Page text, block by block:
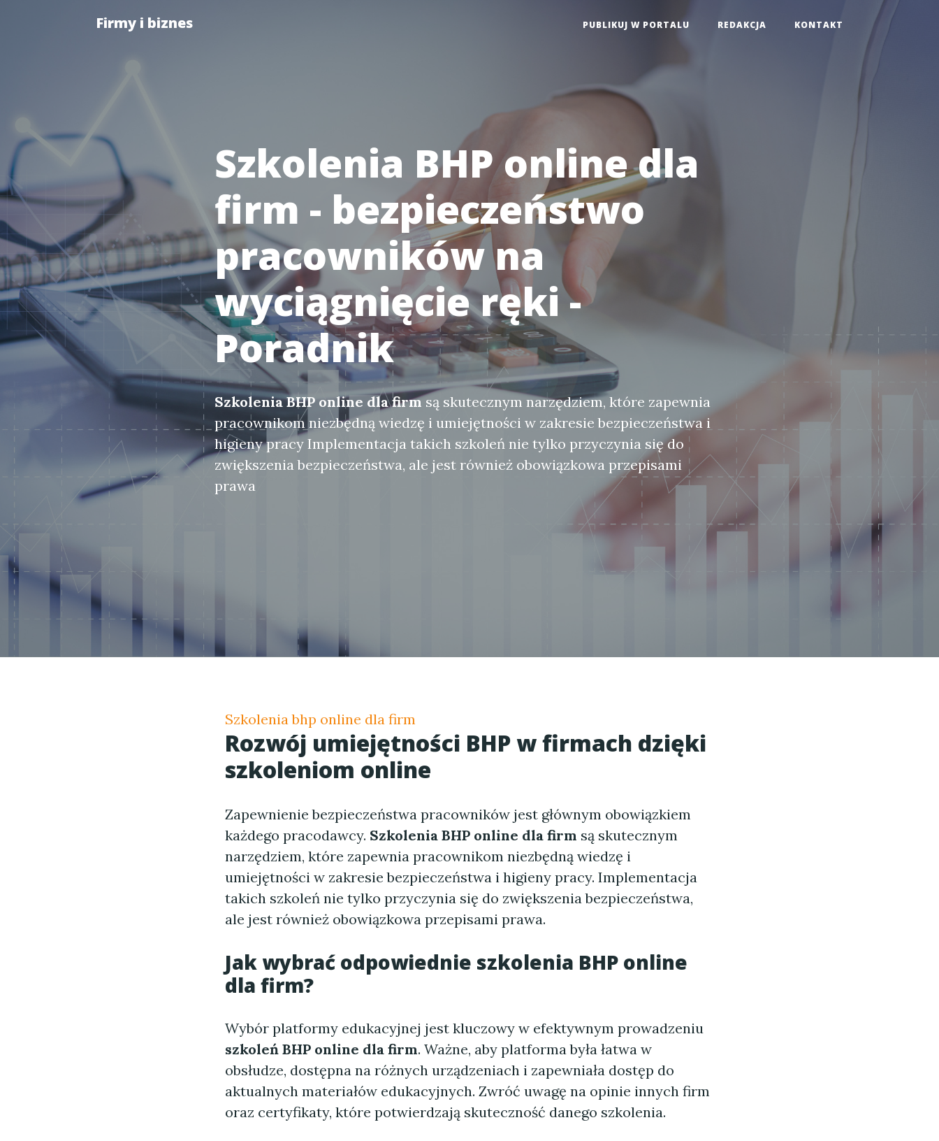
Firmy i biznes PUBLIKUJ W PORTALU REDAKCJA KONTAKT
Szkolenia BHP online dla
firm - bezpieczeństwo
pracowników na
wyciągnięcie ręki -
Poradnik
Szkolenia BHP online dla firmsą skutecznym narzędziem, które zapewnia
pracownikom niezbędną wiedzę i umiejętności w zakresie bezpieczeństwa i
higieny pracy Implementacja takich szkoleń nie tylko przyczynia się do
zwiększenia bezpieczeństwa, ale jest również obowiązkowa przepisami
prawa
Szkolenia bhp online dla firm
Rozwój umiejętności BHP w firmach dzięki
szkoleniom online
Zapewnienie bezpieczeństwa pracowników jest głównym obowiązkiem
każdego pracodawcy. Szkolenia BHP online dla firm są skutecznym
narzędziem, które zapewnia pracownikom niezbędną wiedzę i
umiejętności w zakresie bezpieczeństwa i higieny pracy. Implementacja
takich szkoleń nie tylko przyczynia się do zwiększenia bezpieczeństwa,
ale jest również obowiązkowa przepisami prawa.
Jak wybrać odpowiednie szkolenia BHP online
dla firm?
Wybór platformy edukacyjnej jest kluczowy w efektywnym prowadzeniu
szkoleń BHP online dla firm. Ważne, aby platforma była łatwa w
obsłudze, dostępna na różnych urządzeniach i zapewniała dostęp do
aktualnych materiałów edukacyjnych. Zwróć uwagę na opinie innych firm
oraz certyfikaty, które potwierdzają skuteczność danego szkolenia.